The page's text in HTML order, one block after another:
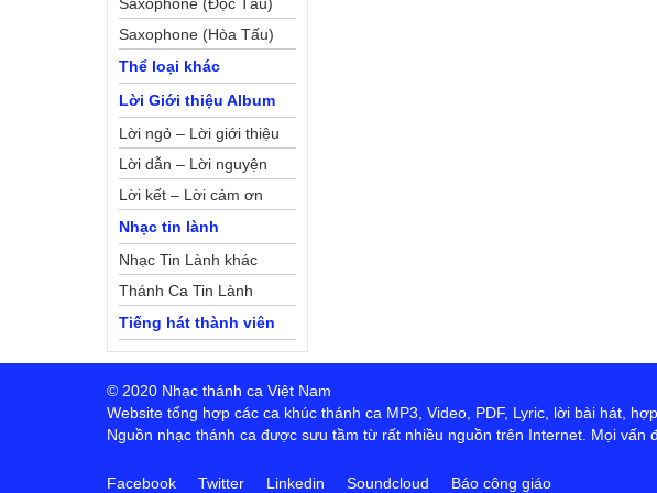
Saxophone (Hòa Tấu)
Thể loại khác
Lời Giới thiệu Album
Lời ngỏ – Lời giới thiệu
Lời dẫn – Lời nguyện
Lời kết – Lời cảm ơn
Nhạc tin lành
Nhạc Tin Lành khác
Thánh Ca Tin Lành
Tiếng hát thành viên
© 2020 Nhạc thánh ca Việt Nam
Website tổng hợp các ca khúc thánh ca MP3, Video, PDF, Lyric, lời bài hát,
Nguồn nhạc thánh ca được sưu tầm từ rất nhiều nguồn trên Internet. Mọi vấn
Facebook Twitter Linkedin Soundcloud Báo công giáo